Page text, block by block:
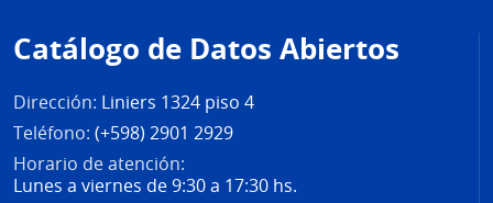
de
página
Catálogo de Datos Abiertos
Dirección: Liniers 1324 piso 4
Teléfono: (+598) 2901 2929
Horario de atención:
Lunes a viernes de 9:30 a 17:30 hs.